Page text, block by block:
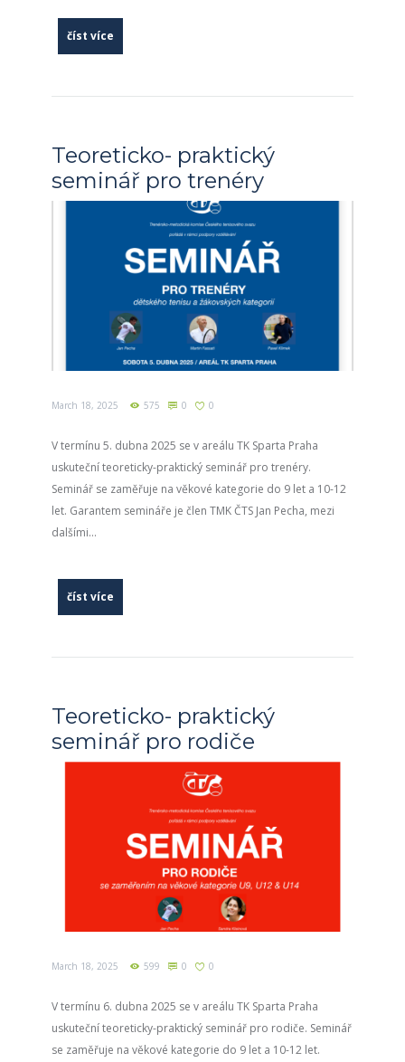
číst více
Teoreticko- praktický
seminář pro trenéry
March 18, 2025 575 0 0
V termínu 5. dubna 2025 se v areálu TK Sparta Praha
uskuteční teoreticky-praktický seminář pro trenéry.
Seminář se zaměřuje na věkové kategorie do 9 let a 10-12
let. Garantem semináře je člen TMK ČTS Jan Pecha, mezi
dalšími...
číst více
Teoreticko- praktický
seminář pro rodiče
March 18, 2025 599 0 0
V termínu 6. dubna 2025 se v areálu TK Sparta Praha
uskuteční teoreticky-praktický seminář pro rodiče. Seminář
se zaměřuje na věkové kategorie do 9 let a 10-12 let.